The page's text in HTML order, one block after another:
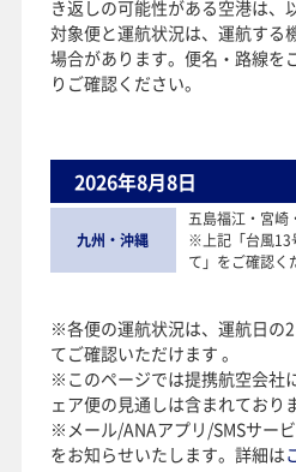
き返しの可能性がある空港は、
対象便と運航状況は、運航する
場合があります。便名・路線を
りご確認ください。
2026年8月8日
九州・沖縄
五島福江・宮崎
※上記「台風13
て」をご確認く
※各便の運航状況は、運航日の
てご確認いただけます 。
※このページでは提携航空会社
ェア便の見通しは含まれており
※メール/ANAアプリ/SMSサー
をお知らせいたします。詳細は